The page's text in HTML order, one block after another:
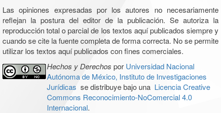
Las opiniones expresadas por los autores no necesariamente
reflejan la postura del editor de la publicación. Se autoriza la
reproducción total o parcial de los textos aquí publicados siempre y
cuando se cite la fuente completa de forma correcta. No se permite
utilizar los textos aquí publicados con fines comerciales.
Hechos y Derechos por Universidad Nacional
Autónoma de México, Instituto de Investigaciones
Jurídicas se distribuye bajo una Licencia Creative
Commons Reconocimiento-NoComercial 4.0
Internacional.